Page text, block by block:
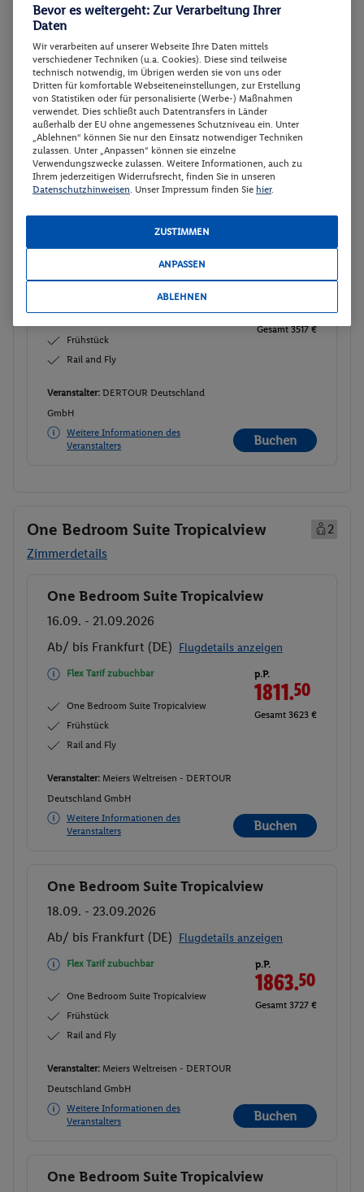
Veranstalter:Meiers Weltreisen - DERTOUR
Deutschland GmbH
Weitere Informationen des
Veranstalters
Buchen
Juniorsuite Oceanfront
Zimmerdetails
Ab/ bis München (DE) Flugdetails anzeigen
Frühstück
Rail and Fly
1758.
Gesamt 3517 €
Veranstalter: DERTOUR Deutschland
GmbH
Weitere Informationen des
Veranstalters
Buchen
One Bedroom Suite Tropicalview
2
Zimmerdetails
Buchen
One Bedroom Suite Tropicalview
16.09. - 21.09.2026
Ab/ bis Frankfurt (DE) Flugdetails anzeigen
Flex Tarif zubuchbar
One Bedroom Suite Tropicalview
Frühstück
Rail and Fly
p.P.
1811.50
Gesamt 3623 €
Veranstalter: Meiers Weltreisen - DERTOUR
Deutschland GmbH
Weitere Informationen des
Veranstalters
Buchen
Buchen
One Bedroom Suite Tropicalview
18.09. - 23.09.2026
Ab/ bis Frankfurt (DE) Flugdetails anzeigen
Flex Tarif zubuchbar
One Bedroom Suite Tropicalview
Frühstück
Rail and Fly
p.P.
1863.50
Gesamt 3727 €
Veranstalter: Meiers Weltreisen - DERTOUR
Deutschland GmbH
Weitere Informationen des
Veranstalters
Buchen
Buchen
One Bedroom Suite Tropicalview
Bevor es weitergeht: Zur Verarbeitung Ihrer
Daten
Wir verarbeiten auf unserer Webseite Ihre Daten mittels
verschiedener Techniken (u.a. Cookies). Diese sind teilweise
technisch notwendig, im Übrigen werden sie von uns oder
Dritten für komfortable Webseiteneinstellungen, zur Erstellung
von Statistiken oder für personalisierte (Werbe-) Maßnahmen
verwendet. Dies schließt auch Datentransfers in Länder
außerhalb der EU ohne angemessenes Schutzniveau ein. Unter
„Ablehnen“ können Sie nur den Einsatz notwendiger Techniken
zulassen. Unter „Anpassen“ können sie einzelne
Verwendungszwecke zulassen. Weitere Informationen, auch zu
Ihrem jederzeitigen Widerrufsrecht, finden Sie in unseren
Datenschutzhinweisen . Unser Impressum finden Sie hier.
ZUSTIMMEN
ANPASSEN
ABLEHNEN